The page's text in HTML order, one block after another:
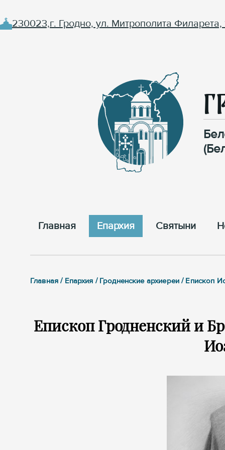
230023,г. Гродно, ул. Митрополита Филарета,
Главная Епархия Cвятыни
Главная / Епархия / Гродненские архиереи / Епископ
Епископ Гродненский и